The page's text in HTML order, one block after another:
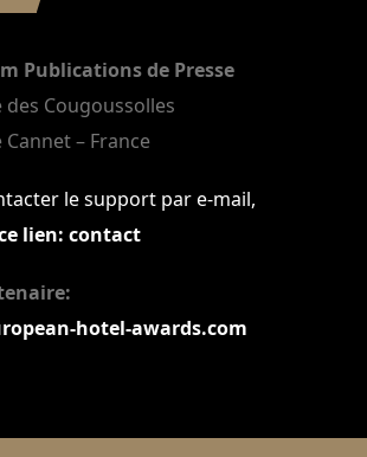
Publications de Presse
des Cougoussolles
Cannet – France
le support par e-mail,
lien: contact
hotel-awards.com